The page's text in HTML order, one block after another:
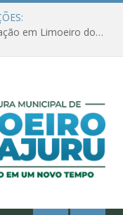
Amanhã começa nova etapa de vacinação em Limoeiro do Ajuru para idosos com 65 ou mais